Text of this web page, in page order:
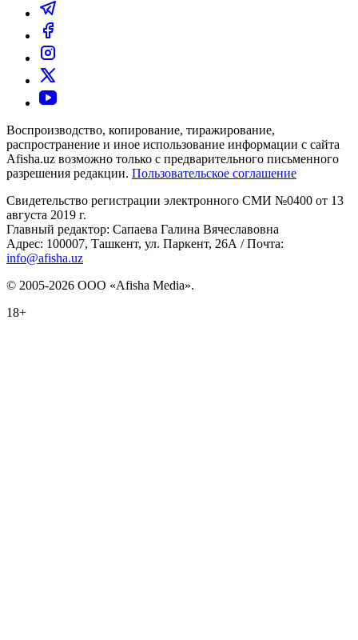
Воспроизводство, копирование, тиражирование,
распространение и иное использование информации с сайта
Afisha.uz возможно только с предварительного письменного
разрешения редакции. Пользовательское соглашение
Свидетельство регистрации электронного СМИ №0400 от 13
августа 2019 г.
Главный редактор: Сапаева Галина Вячеславовна
Адрес: 100007, Ташкент, ул. Паркент, 26А / Почта:
info@afisha.uz
© 2005-2026 ООО «Afisha Media».
18+